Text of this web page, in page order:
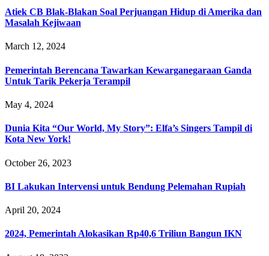
Atiek CB Blak-Blakan Soal Perjuangan Hidup di Amerika dan
Masalah Kejiwaan
March 12, 2024
Pemerintah Berencana Tawarkan Kewarganegaraan Ganda
Untuk Tarik Pekerja Terampil
May 4, 2024
Dunia Kita “Our World, My Story”: Elfa’s Singers Tampil di
Kota New York!
October 26, 2023
BI Lakukan Intervensi untuk Bendung Pelemahan Rupiah
April 20, 2024
2024, Pemerintah Alokasikan Rp40,6 Triliun Bangun IKN